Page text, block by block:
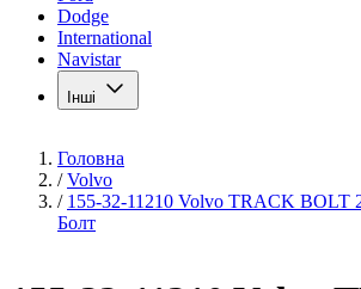
Dodge
International
Navistar
Інші
Головна
/ Volvo
/ 155-32-11210 Volvo TRACK BOLT
Болт